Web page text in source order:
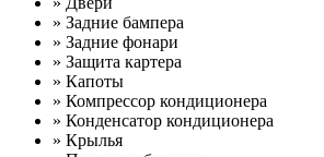
» Задние бампера
» Задние фонари
» Защита картера
» Капоты
» Компрессор кондиционера
» Конденсатор кондиционера
» Крылья